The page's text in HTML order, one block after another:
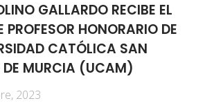
GALLARDO RECIBE EL
PROFESOR HONORARIO DE
CATÓLICA SAN
MURCIA (UCAM)
2023